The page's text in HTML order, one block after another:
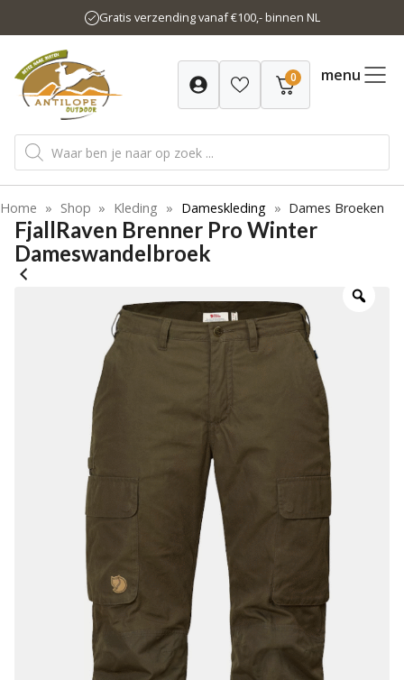
naar
inhoud
Gratis verzending vanaf €100,- binnen NL
0 menu
Producten
zoeken
Home » Shop » Kleding » Dameskleding » Dames Broeken
FjallRaven Brenner Pro Winter
Dameswandelbroek